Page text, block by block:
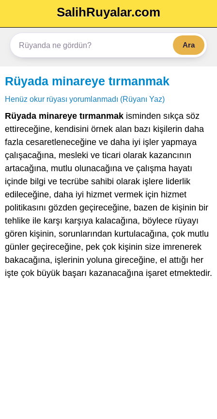
SalihRuyalar.com
Ara
Rüyada minareye tırmanmak
Henüz okur rüyası yorumlanmadı (Rüyanı Yaz)
Rüyada minareye tırmanmak isminden sıkça söz
ettireceğine, kendisini örnek alan bazı kişilerin daha
fazla cesaretleneceğine ve daha iyi işler yapmaya
çalışacağına, mesleki ve ticari olarak kazancının
artacağına, mutlu olunacağına ve çalışma hayatı
içinde bilgi ve tecrübe sahibi olarak işlere liderlik
edileceğine, daha iyi hizmet vermek için hizmet
politikasını gözden geçireceğine, bazen de kişinin bir
tehlike ile karşı karşıya kalacağına, böylece rüyayı
gören kişinin, sorunlarından kurtulacağına, çok mutlu
günler geçireceğine, pek çok kişinin size imrenerek
bakacağına, işlerinin yoluna gireceğine, el attığı her
işte çok büyük başarı kazanacağına işaret etmektedir.